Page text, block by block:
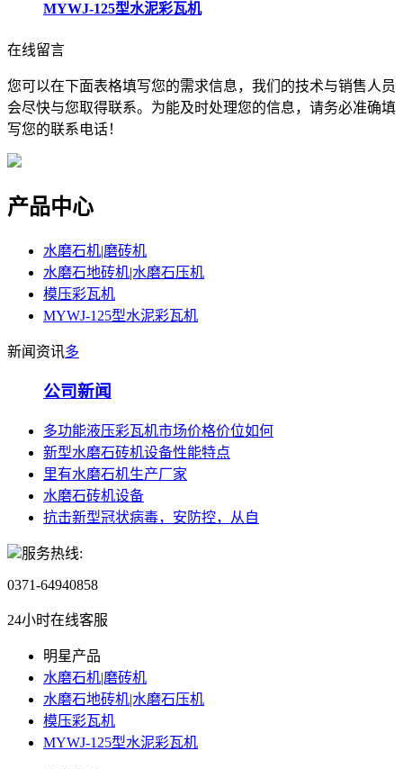
MYWJ-125型水泥彩瓦机
在线留言
您可以在下面表格填写您的需求信息，我们的技术与销售人员
会尽快与您取得联系。为能及时处理您的信息，请务必准确填
写您的联系电话！
产品中心
水磨石机|磨砖机
水磨石地砖机|水磨石压机
模压彩瓦机
MYWJ-125型水泥彩瓦机
新闻资讯多
公司新闻
多功能液压彩瓦机市场价格价位如何
新型水磨石砖机设备性能特点
里有水磨石机生产厂家
水磨石砖机设备
抗击新型冠状病毒，安防控，从自
服务热线:
0371-64940858
24小时在线客服
明星产品
水磨石机|磨砖机
水磨石地砖机|水磨石压机
模压彩瓦机
MYWJ-125型水泥彩瓦机